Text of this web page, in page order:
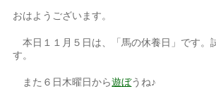
おはようございます。
本日１１月５日は、「馬の休養日」です。
す。
また６日木曜日から遊ぼうね♪